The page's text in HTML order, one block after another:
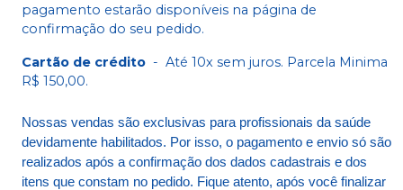
pagamento estarão disponíveis na página de
confirmação do seu pedido.
Cartão de crédito - Até 10x sem juros. Parcela Minima
R$ 150,00.
Nossas vendas são exclusivas para profissionais da saúde
devidamente habilitados. Por isso, o pagamento e envio só são
realizados após a confirmação dos dados cadastrais e dos
itens que constam no pedido. Fique atento, após você finalizar